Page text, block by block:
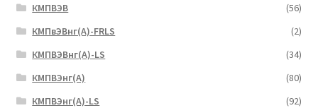
КМПВЭВ
(56)
КМПвЭВнг(А)-FRLS
(2)
КМПВЭВнг(А)-LS
(34)
КМПВЭнг(А)
(80)
КМПВЭнг(А)-LS
(92)